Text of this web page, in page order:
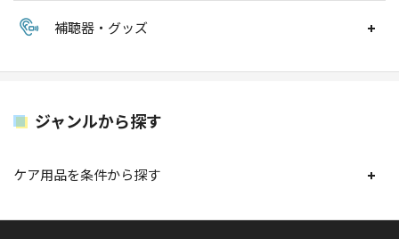
補聴器・グッズ
ジャンルから探す
ケア用品を条件から探す